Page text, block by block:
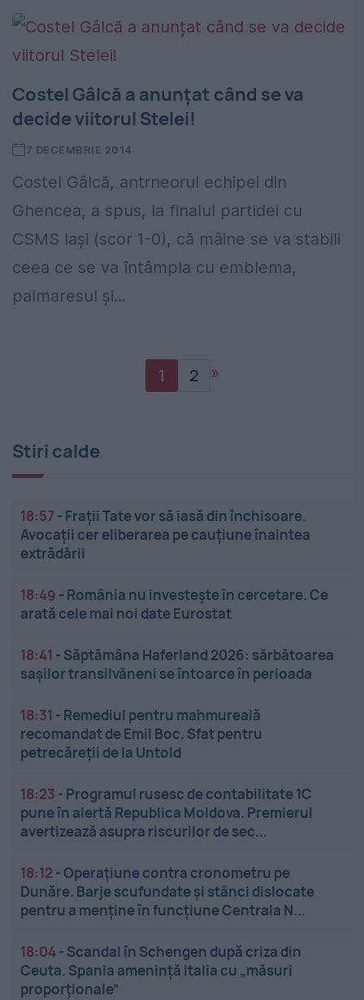
Costel Gâlcă a anunțat când se va
decide viitorul Stelei!
7 DECEMBRIE 2014
Costel Gâlcă, antrneorul echipei din
Ghencea, a spus, la finalul partidei cu
CSMS Iași (scor 1-0), că mâine se va stabili
ceea ce se va întâmpla cu emblema,
palmaresul și...
1 2 »
Stiri calde
18:57 - Frații Tate vor să iasă din închisoare.
Avocații cer eliberarea pe cauțiune înaintea
extrădării
18:49 - România nu investește în cercetare. Ce
arată cele mai noi date Eurostat
18:41 - Săptămâna Haferland 2026: sărbătoarea
sașilor transilvăneni se întoarce în perioada
18:31 - Remediul pentru mahmureală
recomandat de Emil Boc. Sfat pentru
petrecăreții de la Untold
18:23 - Programul rusesc de contabilitate 1C
pune în alertă Republica Moldova. Premierul
avertizează asupra riscurilor de sec...
18:12 -Operațiune contra cronometru pe
Dunăre. Barje scufundate și stânci dislocate
pentru a menține în funcțiune Centrala N...
18:04- Scandal în Schengen după criza din
Ceuta. Spania amenință Italia cu „măsuri
proporționale”